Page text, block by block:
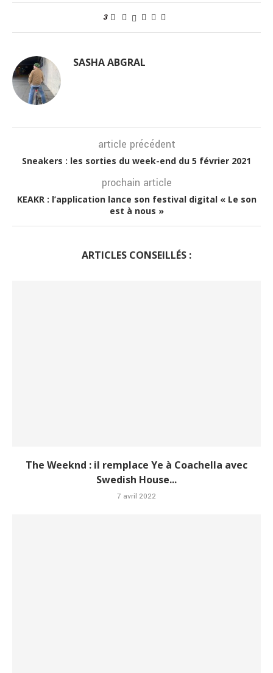
3
SASHA ABGRAL
article précédent
Sneakers : les sorties du week-end du 5 février 2021
prochain article
KEAKR : l’application lance son festival digital « Le son
est à nous »
ARTICLES CONSEILLÉS :
The Weeknd : il remplace Ye à Coachella avec
Swedish House...
7 avril 2022